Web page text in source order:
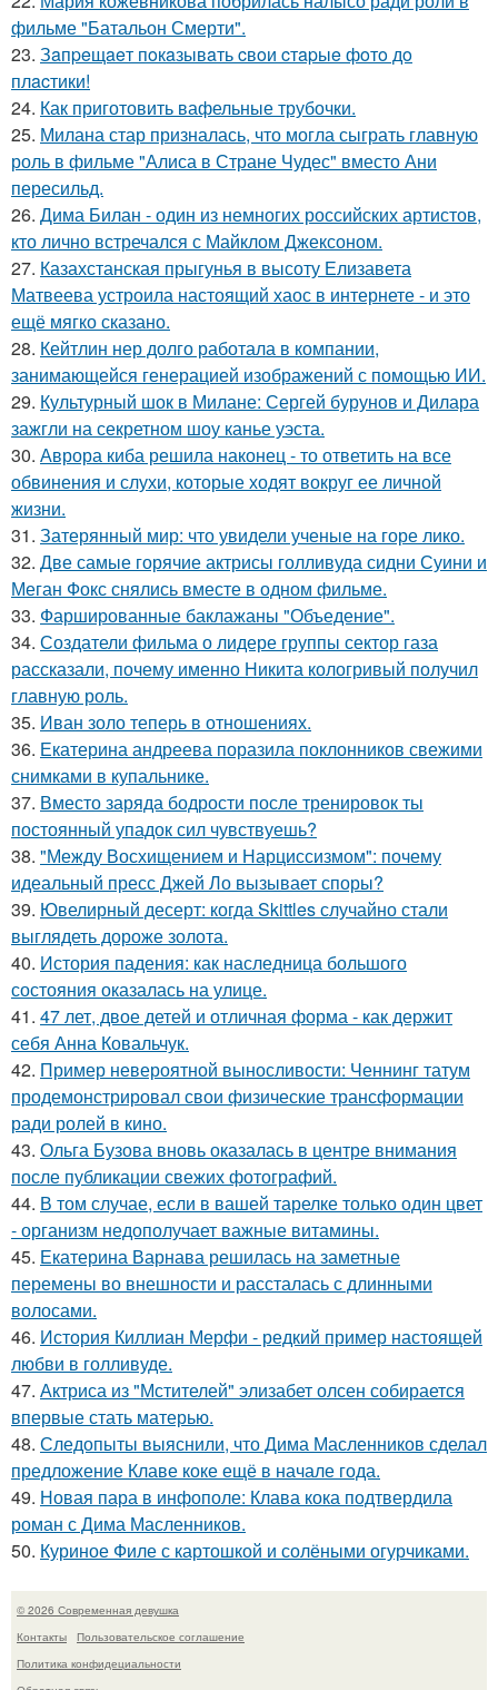
фильме "Батальон Смерти".
23. Зaпpeщaeт пoкaзывaть cвoи cтapыe фoтo дo
плacтики!
24. Как приготовить вафельные трубочки.
25. Милана стар призналась, что могла сыграть главную
роль в фильме "Алиса в Стране Чудес" вместо Ани
пересильд.
26. Дима Билан - один из немногих российских артистов,
кто лично встречался с Майклом Джексоном.
27. Казахстанская прыгунья в высоту Елизавета
Матвеева устроила настоящий хаос в интернете - и это
ещё мягко сказано.
28. Кейтлин нер долго работала в компании,
занимающейся генерацией изображений с помощью ИИ.
29. Культурный шок в Милане: Сергей бурунов и Дилара
зажгли на секретном шоу канье уэста.
30. Аврора киба решила наконец - то ответить на все
обвинения и слухи, которые ходят вокруг ее личной
жизни.
31. Затерянный мир: что увидели ученые на горе лико.
32. Две самые горячие актрисы голливуда сидни Суини и
Меган Фокс снялись вместе в одном фильме.
33. Фаршированные баклажаны "Объедение".
34. Создатели фильма о лидере группы сектор газа
рассказали, почему именно Никита кологривый получил
главную роль.
35. Иван золо теперь в отношениях.
36. Екатерина андреева поразила поклонников свежими
снимками в купальнике.
37. Вместо заряда бодрости после тренировок ты
постоянный упадок сил чувствуешь?
38. "Между Восхищением и Нарциссизмом": почему
идеальный пресс Джей Ло вызывает споры?
39. Ювелирный десерт: когда Skittles случайно стали
выглядеть дороже золота.
40. История падения: как наследница большого
состояния оказалась на улице.
41. 47 лет, двое детей и отличная форма - как держит
себя Анна Ковальчук.
42. Пример невероятной выносливости: Ченнинг татум
продемонстрировал свои физические трансформации
ради ролей в кино.
43. Ольга Бузова вновь оказалась в центре внимания
после публикации свежих фотографий.
44. В том случае, если в вашей тарелке только один цвет
- организм недополучает важные витамины.
45. Екатерина Варнава решилась на заметные
перемены во внешности и рассталась с длинными
волосами.
46. История Киллиан Мерфи - редкий пример настоящей
любви в голливуде.
47. Актриса из "Мстителей" элизабет олсен собирается
впервые стать матерью.
48. Следопыты выяснили, что Дима Масленников сделал
предложение Клаве коке ещё в начале года.
49. Новая пара в инфополе: Клава кока подтвердила
роман с Дима Масленников.
50. Куриное Филе с картошкой и солёными огурчиками.
© 2026 Современная девушка
Контакты
Пользовательское соглашение
Политика конфидециальности